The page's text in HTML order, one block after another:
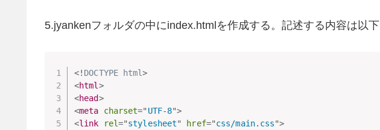
5.jyankenフォルダの中にindex.htmlを作成する。記述する内容は以下
<! DOCTYPE html>
<html >
<head>
<meta charset="UTF-8">
<link rel="stylesheet" href="css/main.css">